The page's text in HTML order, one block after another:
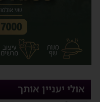
אולי יעניין אותך